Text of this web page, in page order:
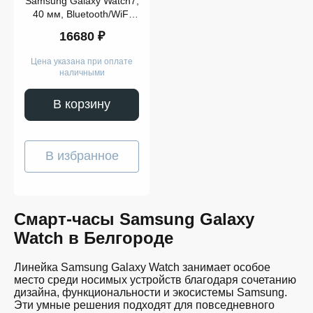
40 мм, Bluetooth/WiFi
16680 ₽
Цена указана при оплате
наличными
В корзину
В избранное
Смарт-часы Samsung Galaxy
Watch в Белгороде
Линейка Samsung Galaxy Watch занимает особое
место среди носимых устройств благодаря сочетанию
дизайна, функциональности и экосистемы Samsung.
Эти умные решения подходят для повседневного